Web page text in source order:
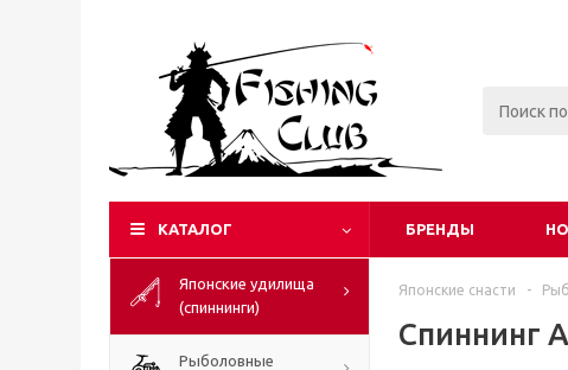
КАТАЛОГ БРЕНДЫ
Японские удилища
(спиннинги)
Рыболовные
Японские снасти -
Спиннинг